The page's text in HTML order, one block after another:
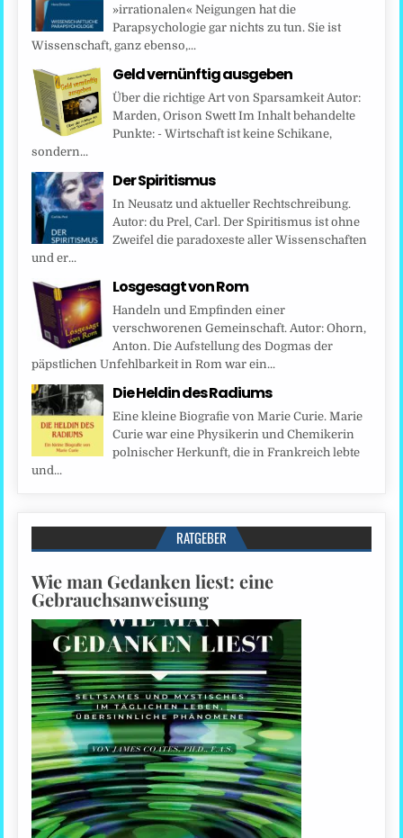
»irrationalen« Neigungen hat die
Parapsychologie gar nichts zu tun. Sie ist
Wissenschaft, ganz ebenso,...
Geld vernünftig ausgeben
Über die richtige Art von Sparsamkeit Autor:
Marden, Orison Swett Im Inhalt behandelte
Punkte: - Wirtschaft ist keine Schikane,
sondern...
Der Spiritismus
In Neusatz und aktueller Rechtschreibung.
Autor: du Prel, Carl. Der Spiritismus ist ohne
Zweifel die paradoxeste aller Wissenschaften
und er...
Losgesagt von Rom
Handeln und Empfinden einer
verschworenen Gemeinschaft. Autor: Ohorn,
Anton. Die Aufstellung des Dogmas der
päpstlichen Unfehlbarkeit in Rom war ein...
Die Heldin des Radiums
Eine kleine Biografie von Marie Curie. Marie
Curie war eine Physikerin und Chemikerin
polnischer Herkunft, die in Frankreich lebte
und...
RATGEBER
Wie man Gedanken liest: eine
Gebrauchsanweisung